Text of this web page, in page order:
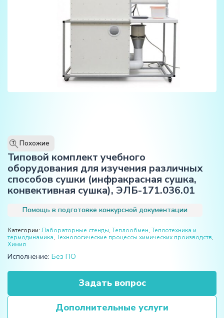
T Похожие
Типовой комплект учебного
оборудования для изучения различных
способов сушки (инфракрасная сушка,
конвективная сушка), ЭЛБ-171.036.01
Помощь в подготовке конкурсной документации
Категории: Лабораторные стенды, Теплообмен, Теплотехника и
термодинамика, Технологические процессы химических производств,
Химия
Исполнение: Без ПО
Задать вопрос
Дополнительные услуги